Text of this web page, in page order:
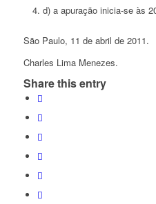
d) a apuração inicia-se às
São Paulo, 11 de abril de 2011.
Charles Lima Menezes.
Share this entry